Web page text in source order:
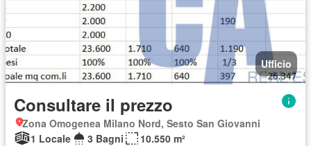
Ufficio
Consultare il prezzo
Zona Omogenea Milano Nord, Sesto San Giovanni
1 Locale
3 Bagni
10.550 m²